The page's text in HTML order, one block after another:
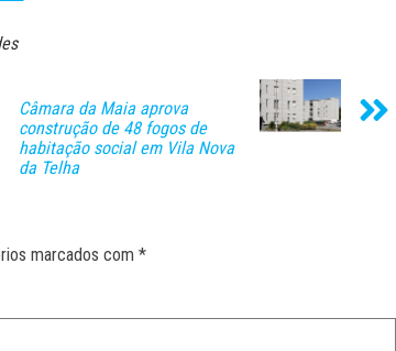
Câmara da Maia aprova
construção de 48 fogos de
habitação social em Vila Nova
da Telha
marcados com *